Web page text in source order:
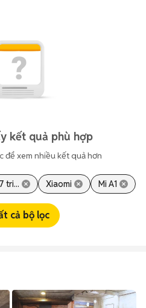
kết quả phù hợp
để xem nhiều kết quả hơn
tri... Xiaomi Mi A1
cả bộ lọc